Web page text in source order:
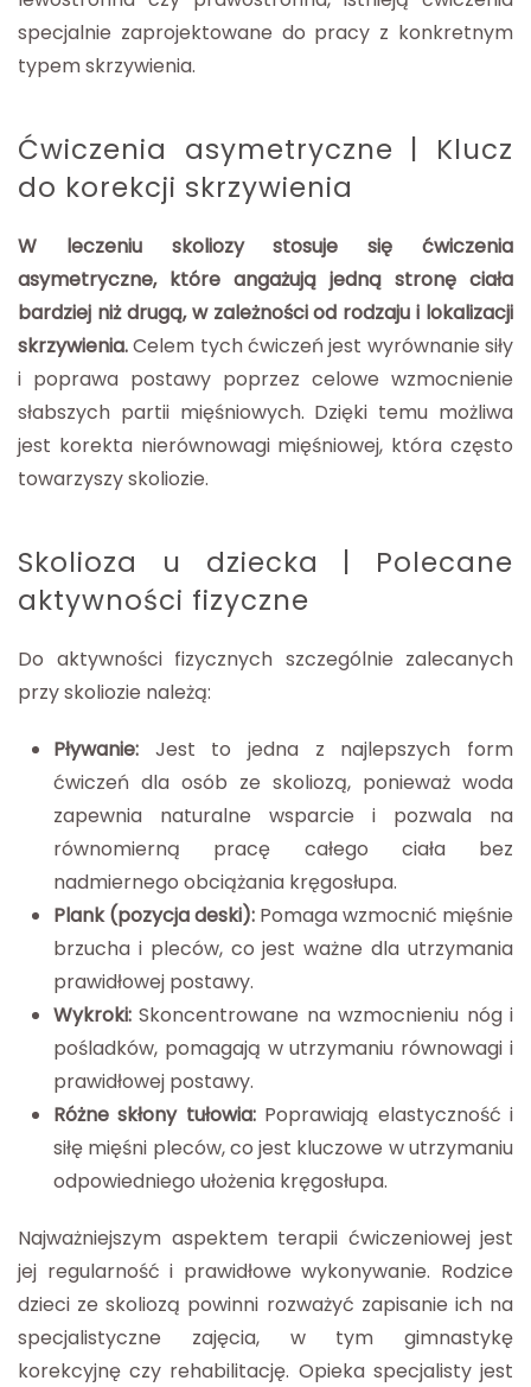
specjalnie zaprojektowane do pracy z konkretnym
typem skrzywienia.
Ćwiczenia asymetryczne | Klucz
do korekcji skrzywienia
W leczeniu skoliozy stosuje się ćwiczenia
asymetryczne, które angażują jedną stronę ciała
bardziej niż drugą, w zależności od rodzaju i lokalizacji
skrzywienia.Celem tych ćwiczeń jest wyrównanie siły
i poprawa postawy poprzez celowe wzmocnienie
słabszych partii mięśniowych. Dzięki temu możliwa
jest korekta nierównowagi mięśniowej, która często
towarzyszy skoliozie.
Skolioza u dziecka | Polecane
aktywności fizyczne
Do aktywności fizycznych szczególnie zalecanych
przy skoliozie należą:
Pływanie: Jest to jedna z najlepszych form
ćwiczeń dla osób ze skoliozą, ponieważ woda
zapewnia naturalne wsparcie i pozwala na
równomierną pracę całego ciała bez
nadmiernego obciążania kręgosłupa.
Plank (pozycja deski): Pomaga wzmocnić mięśnie
brzucha i pleców, co jest ważne dla utrzymania
prawidłowej postawy.
Wykroki: Skoncentrowane na wzmocnieniu nóg i
pośladków, pomagają w utrzymaniu równowagi i
prawidłowej postawy.
Różne skłony tułowia: Poprawiają elastyczność i
siłę mięśni pleców, co jest kluczowe w utrzymaniu
odpowiedniego ułożenia kręgosłupa.
Najważniejszym aspektem terapii ćwiczeniowej jest
jej regularność i prawidłowe wykonywanie. Rodzice
dzieci ze skoliozą powinni rozważyć zapisanie ich na
specjalistyczne zajęcia, w tym gimnastykę
korekcyjnę czy rehabilitację. Opieka specjalisty jest